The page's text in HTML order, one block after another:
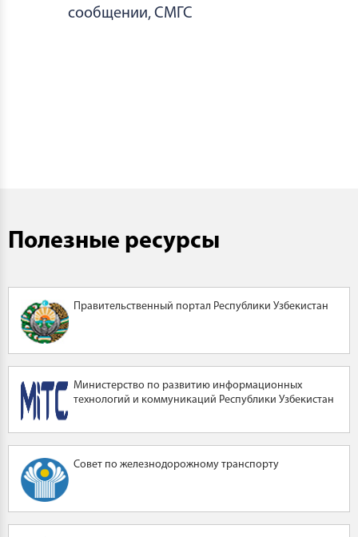
сообщении, СМГС
Полезные ресурсы
Правительственный портал Республики Узбекистан
Министерство по развитию информационных
технологий и коммуникаций Республики Узбекистан
Совет по железнодорожному транспорту